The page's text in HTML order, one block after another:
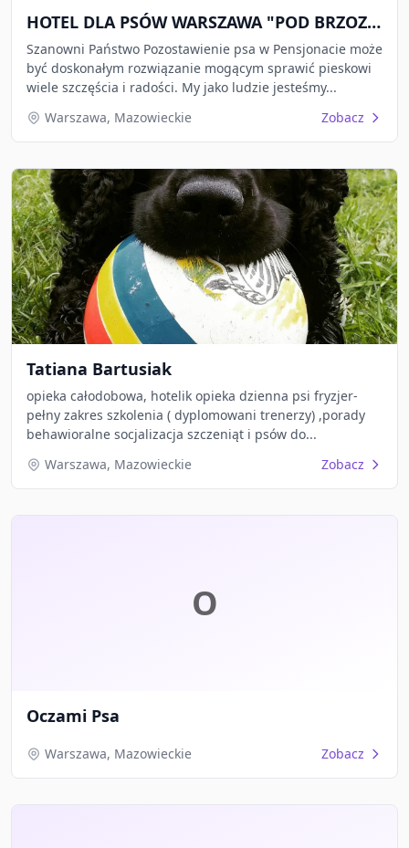
HOTEL DLA PSÓW WARSZAWA "POD BRZOZAMI"
Szanowni Państwo Pozostawienie psa w Pensjonacie może
być doskonałym rozwiązanie mogącym sprawić pieskowi
wiele szczęścia i radości. My jako ludzie jesteśmy...
Warszawa, Mazowieckie
Zobacz
Tatiana Bartusiak
opieka całodobowa, hotelik opieka dzienna psi fryzjer-
pełny zakres szkolenia ( dyplomowani trenerzy) ,porady
behawioralne socjalizacja szczeniąt i psów do...
Warszawa, Mazowieckie
Zobacz
O
Oczami Psa
Warszawa, Mazowieckie Zobacz